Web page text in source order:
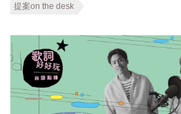
提案on the desk